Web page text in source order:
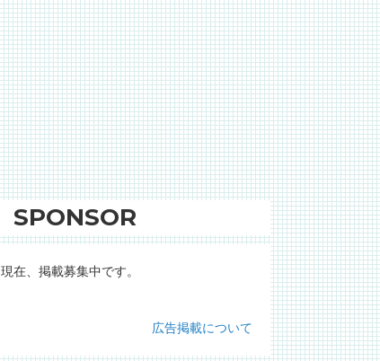
SPONSOR
現在、掲載募集中です。
広告掲載について